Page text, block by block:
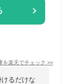
を楽天でチェック >>
るだけな